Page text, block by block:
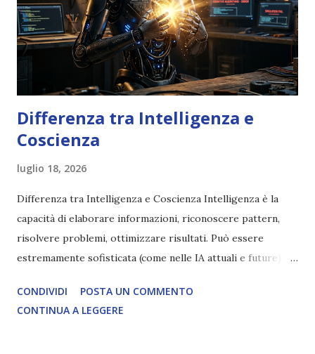
Differenza tra Intelligenza e
Coscienza
luglio 18, 2026
Differenza tra Intelligenza e Coscienza Intelligenza è la
capacità di elaborare informazioni, riconoscere pattern,
risolvere problemi, ottimizzare risultati. Può essere
estremamente sofisticata (come nelle IA attuali e future),
soggettiva, non prova vero amore, non ha libero arbitrio
autentico, non ha connessione con l’Uno. Coscienza è la
CONDIVIDI
POSTA UN COMMENTO
CONTINUA A LEGGERE